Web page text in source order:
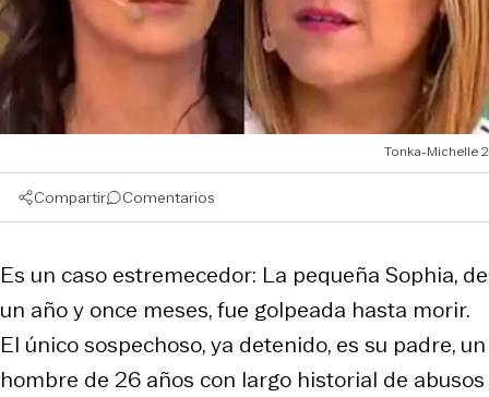
Tonka-Michelle 2
Compartir Comentarios
Es un caso estremecedor: La pequeña Sophia, de
un año y once meses, fue golpeada hasta morir.
El único sospechoso, ya detenido, es su padre, un
hombre de 26 años con largo historial de abusos